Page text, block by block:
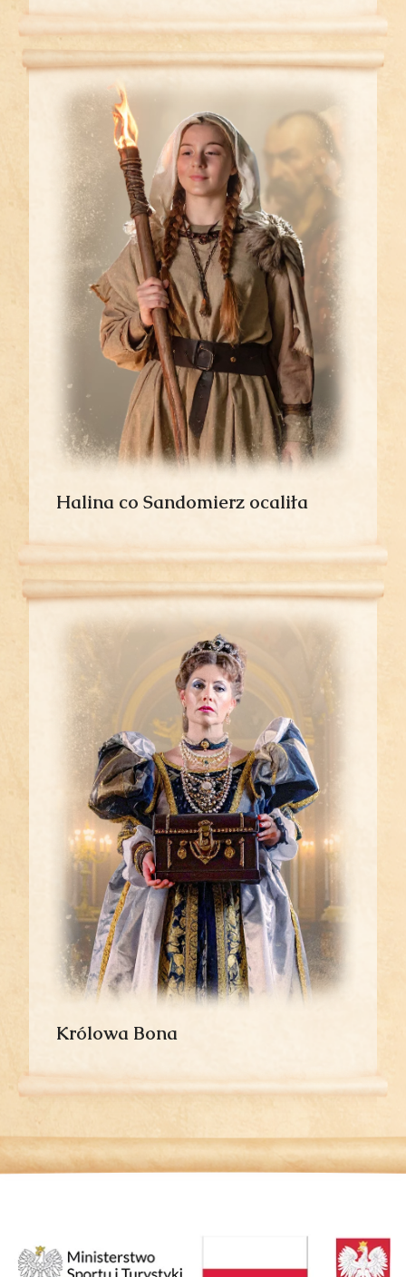
Halina co Sandomierz ocaliła
Królowa Bona